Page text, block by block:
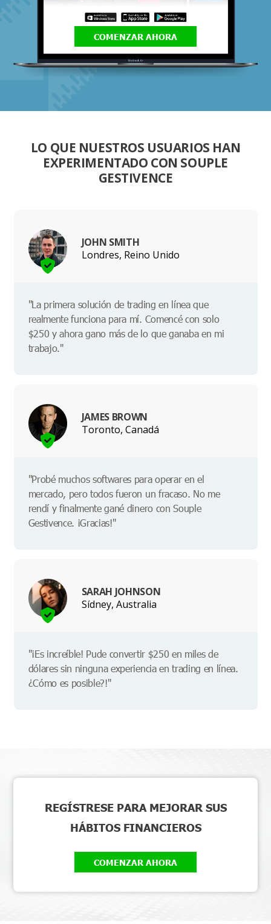
COMENZAR AHORA
LO QUE NUESTROS USUARIOS HAN
EXPERIMENTADO CON SOUPLE
GESTIVENCE
JOHN SMITH
Londres, Reino Unido
"La primera solución de trading en línea que
realmente funciona para mí. Comencé con solo
$250 y ahora gano más de lo que ganaba en mi
trabajo."
JAMES BROWN
Toronto, Canadá
"Probé muchos softwares para operar en el
mercado, pero todos fueron un fracaso. No me
rendí y finalmente gané dinero con Souple
Gestivence. ¡Gracias!"
SARAH JOHNSON
Sídney, Australia
"¡Es increíble! Pude convertir $250 en miles de
dólares sin ninguna experiencia en trading en línea.
¿Cómo es posible?!"
REGÍSTRESE PARA MEJORAR SUS
HÁBITOS FINANCIEROS
COMENZAR AHORA